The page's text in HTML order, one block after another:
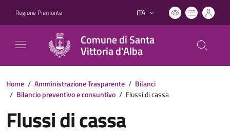
Regione Piemonte Lingua attiva:
ITA
Comune di Santa
Vittoria d'Alba
Home / Amministrazione Trasparente / Bilanci
/ Bilancio preventivo e consuntivo / Flussi di cassa
Flussi di cassa